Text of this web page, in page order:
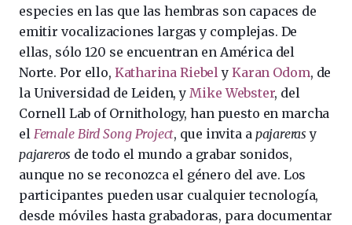
especies en las que las hembras son capaces de
emitir vocalizaciones largas y complejas. De
ellas, sólo 120 se encuentran en América del
Norte. Por ello, Katharina RiebelyKaran Odom, de
la Universidad de Leiden, yMike Webster, del
Cornell Lab of Ornithology, han puesto en marcha
el Female Bird Song Project, que invita a pajareras y
pajareros de todo el mundo a grabar sonidos,
aunque no se reconozca el género del ave. Los
participantes pueden usar cualquier tecnología,
desde móviles hasta grabadoras, para documentar